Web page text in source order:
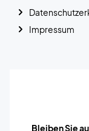
Impressum
Bleiben Sie